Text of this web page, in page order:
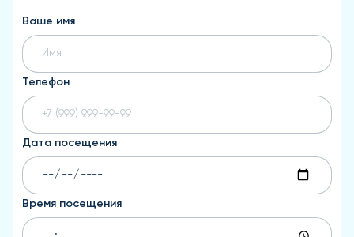
Ваше имя
Телефон
Дата посещения
Время посещения